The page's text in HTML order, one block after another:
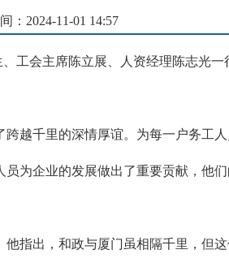
：2024-11-01 14:57
工会主席陈立展、人资经理陈志光
越千里的深情厚谊。为每一户务工
为企业的发展做出了重要贡献，他
指出，和政与厦门虽相隔千里，但